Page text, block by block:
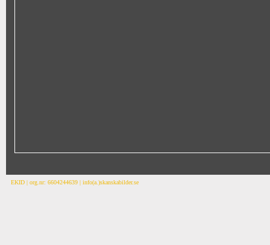
EKID | org.nr: 6604244639 | info(a.)skanskabilder.se